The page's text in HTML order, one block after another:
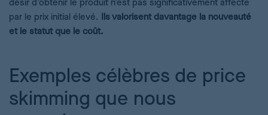
désir d'obtenir le produit n'est pas significativement affecté
par le prix initial élevé. Ils valorisent davantage la nouveauté
et le statut que le coût.
Exemples célèbres de price
skimming que nous